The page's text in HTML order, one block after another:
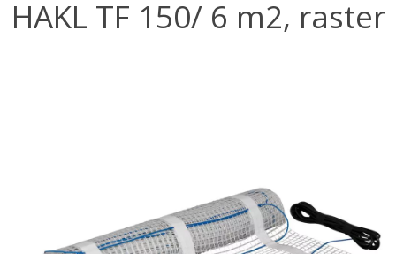
HAKL TF 150/ 6 m2, raster